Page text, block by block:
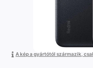
A kép a gyártótól származik,